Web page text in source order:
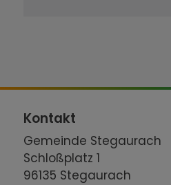
Kontakt
Gemeinde Stegaurach
Schloßplatz 1
96135 Stegaurach